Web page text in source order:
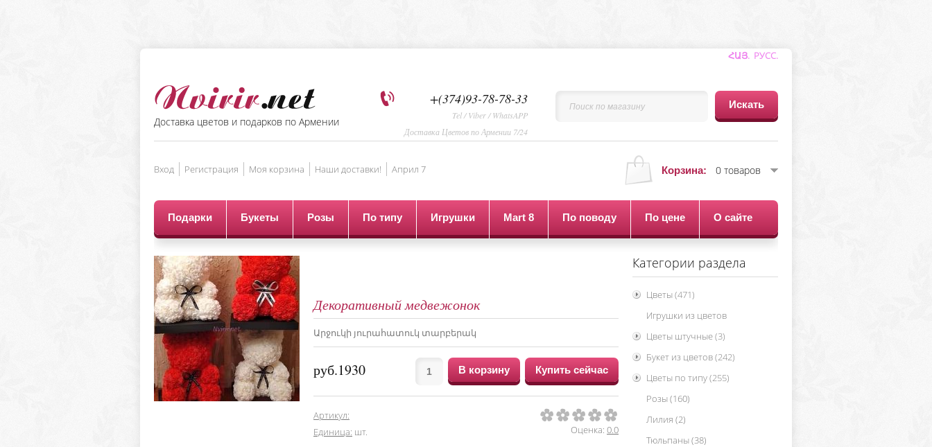
ՀԱՅ. РУСС.
Доставка цветов и подарков по Армении
+(374)93-78-78-33
Tel / Viber / WhatsAPP
Доставка Цветов по Армении 7/24
Вход Регистрация Моя корзина Наши доставки! Aприл 7 Корзина: 0 товаров
Подарки Букеты Розы По типу Игрушки Mart 8 По поводу По цене О сайте
Декоративный медвежонок
Արջուկի յուրահատուկ տարբերակ
руб.1930
Артикул:
Единица: шт.
1 2 3 4
5
Оценка: 0.0
Категории раздела
Цветы(471)
Игрушки из цветов
Цветы штучные(3)
Букет из цветов(242)
Цветы по типу(255)
Розы(160)
Лилия (2)
Тюльпаны(38)